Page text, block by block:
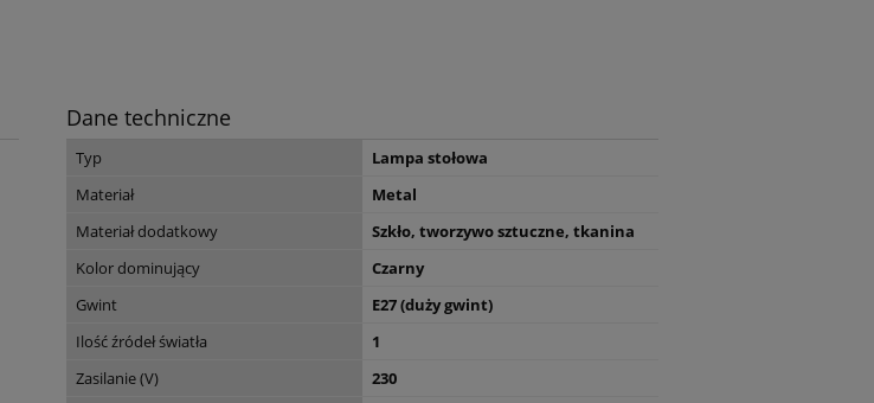
Dane techniczne
Typ
Lampa stołowa
Materiał
Metal
Materiał dodatkowy
Szkło, tworzywo sztuczne, tkanina
Kolor dominujący
Czarny
Gwint
E27 (duży gwint)
Ilość źródeł światła
1
Zasilanie (V)
230